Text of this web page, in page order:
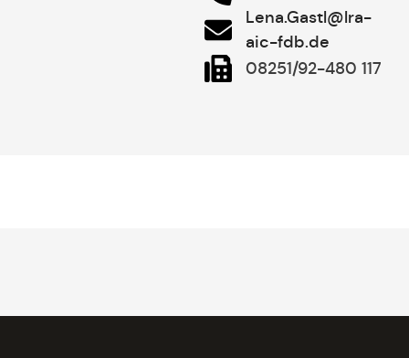
Lena.Gastl@lra-
aic-fdb.de
08251/92-480 117